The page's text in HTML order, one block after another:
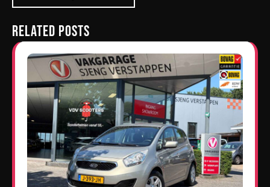
Related Posts